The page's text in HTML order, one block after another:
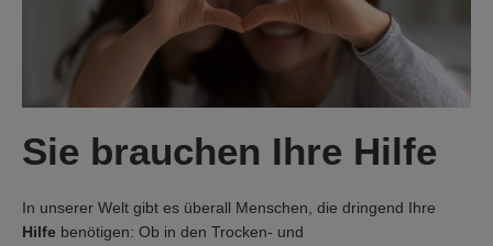
Sie brauchen Ihre Hilfe
In unserer Welt gibt es überall Menschen, die dringend Ihre
Hilfe benötigen: Ob in den Trocken- und